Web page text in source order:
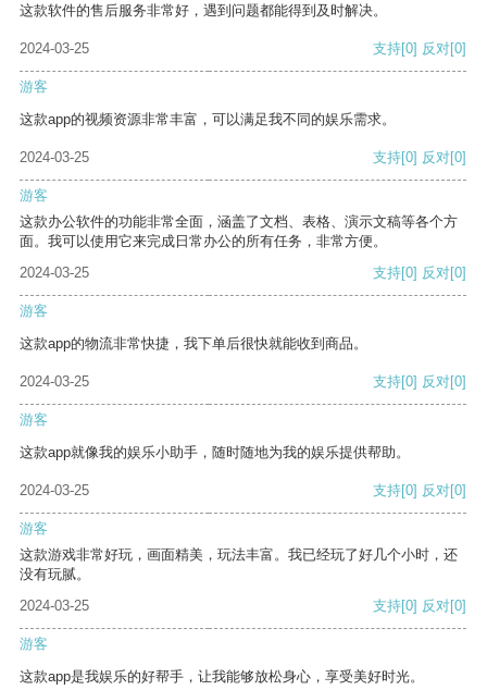
这款软件的售后服务非常好，遇到问题都能得到及时解决。
2024-03-25 支持[0] 反对[0]
游客
这款app的视频资源非常丰富，可以满足我不同的娱乐需求。
2024-03-25 支持[0] 反对[0]
游客
这款办公软件的功能非常全面，涵盖了文档、表格、演示文稿等各个方
面。我可以使用它来完成日常办公的所有任务，非常方便。
2024-03-25
支持[0] 反对[0]
游客
这款app的物流非常快捷，我下单后很快就能收到商品。
2024-03-25 支持[0] 反对[0]
游客
这款app就像我的娱乐小助手，随时随地为我的娱乐提供帮助。
2024-03-25 支持[0] 反对[0]
游客
这款游戏非常好玩，画面精美，玩法丰富。我已经玩了好几个小时，还
没有玩腻。
2024-03-25
支持[0] 反对[0]
游客
这款app是我娱乐的好帮手，让我能够放松身心，享受美好时光。